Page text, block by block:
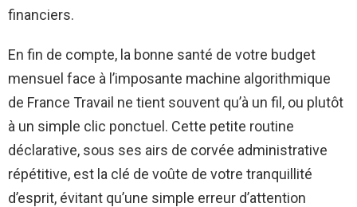
financiers.
En fin de compte, la bonne santé de votre budget
mensuel face à l’imposante machine algorithmique
de France Travail ne tient souvent qu’à un fil, ou plutôt
à un simple clic ponctuel. Cette petite routine
déclarative, sous ses airs de corvée administrative
répétitive, est la clé de voûte de votre tranquillité
d’esprit, évitant qu’une simple erreur d’attention